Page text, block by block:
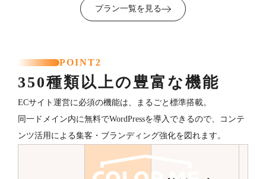
プラン一覧を見る
POINT2
350種類以上の豊富な機能
ECサイト運営に必須の機能は、まるごと標準搭載。
同一ドメイン内に無料でWordPressを導入できるので、コンテ
ンツ活用による集客・ブランディング強化を図れます。